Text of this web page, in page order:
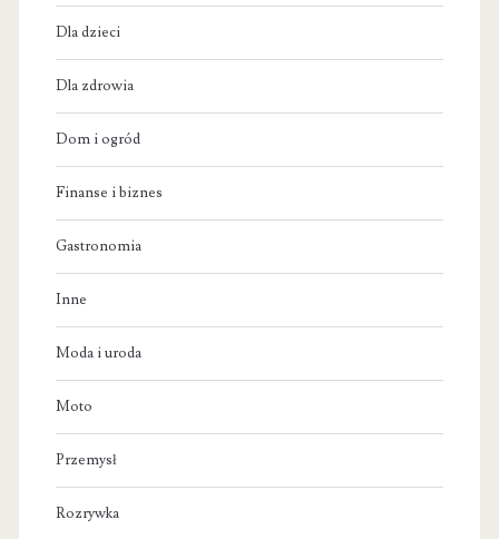
Dla dzieci
Dla zdrowia
Dom i ogród
Finanse i biznes
Gastronomia
Inne
Moda i uroda
Moto
Przemysł
Rozrywka